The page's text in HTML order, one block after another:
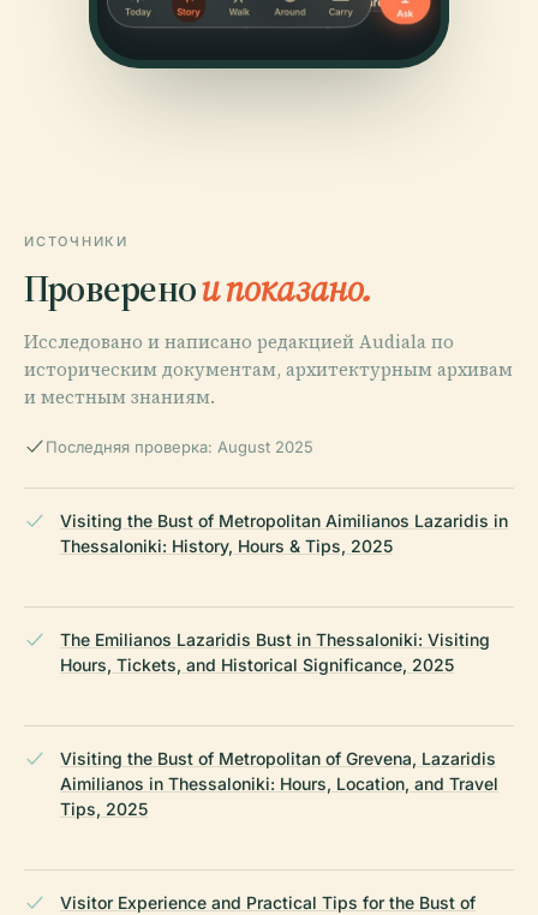
ИСТОЧНИКИ
Проверенои показано.
Исследовано и написано редакцией Audiala по
историческим документам, архитектурным архивам
и местным знаниям.
Последняя проверка: August 2025
Visiting the Bust of Metropolitan Aimilianos Lazaridis in
Thessaloniki: History, Hours & Tips, 2025
The Emilianos Lazaridis Bust in Thessaloniki: Visiting
Hours, Tickets, and Historical Significance, 2025
Visiting the Bust of Metropolitan of Grevena, Lazaridis
Aimilianos in Thessaloniki: Hours, Location, and Travel
Tips, 2025
Visitor Experience and Practical Tips for the Bust of